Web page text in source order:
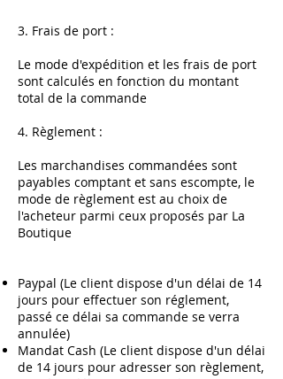
3. Frais de port :
Le mode d'expédition et les frais de port
sont calculés en fonction du montant
total de la commande
4. Règlement :
Les marchandises commandées sont
payables comptant et sans escompte, le
mode de règlement est au choix de
l'acheteur parmi ceux proposés par La
Boutique
Paypal (Le client dispose d'un délai de 14
jours pour effectuer son réglement,
passé ce délai sa commande se verra
annulée)
Mandat Cash (Le client dispose d'un délai
de 14 jours pour adresser son règlement,